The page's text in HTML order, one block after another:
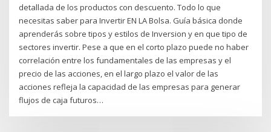
detallada de los productos con descuento. Todo lo que
necesitas saber para Invertir EN LA Bolsa. Guía básica donde
aprenderás sobre tipos y estilos de Inversion y en que tipo de
sectores invertir. Pese a que en el corto plazo puede no haber
correlación entre los fundamentales de las empresas y el
precio de las acciones, en el largo plazo el valor de las
acciones refleja la capacidad de las empresas para generar
flujos de caja futuros…